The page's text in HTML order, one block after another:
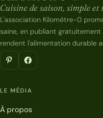
Cuisine de saison, simple et
L'association Kilomètre-0
saine, en publiant
rendent l'alimentation durable
LE MÉDIA
À propos